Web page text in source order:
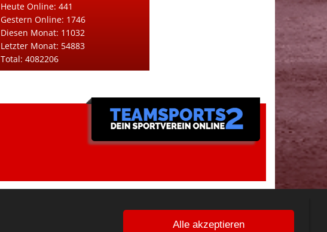
Heute Online: 441
Gestern Online: 1746
Diesen Monat: 11032
Letzter Monat: 54883
Total: 4082206